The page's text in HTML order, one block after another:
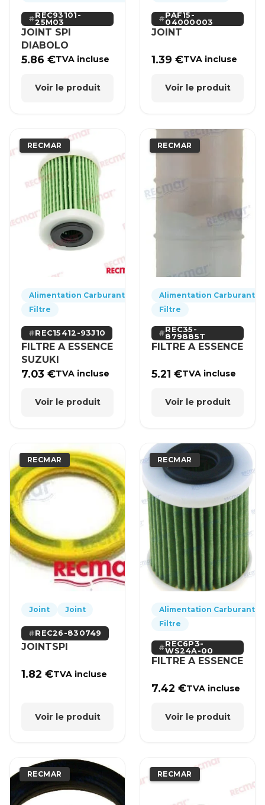
REC93101-
25M03
JOINT SPI
DIABOLO
5.86€TVA incluse
Voir le produit
PAF15-
04000003
JOINT
1.39€TVA incluse
Voir le produit
RECMAR
Alimentation Carburant
Filtre
REC15412-93J10
FILTRE A ESSENCE
SUZUKI
7.03€TVA incluse
Voir le produit
RECMAR
Alimentation Carburant
Filtre
REC35-
879885T
FILTRE A ESSENCE
5.21€TVA incluse
Voir le produit
RECMAR
Joint Joint
REC26-830749
JOINTSPI
1.82€TVA incluse
Voir le produit
RECMAR
Alimentation Carburant
Filtre
REC6P3-
WS24A-00
FILTRE A ESSENCE
7.42€TVA incluse
Voir le produit
RECMAR RECMAR